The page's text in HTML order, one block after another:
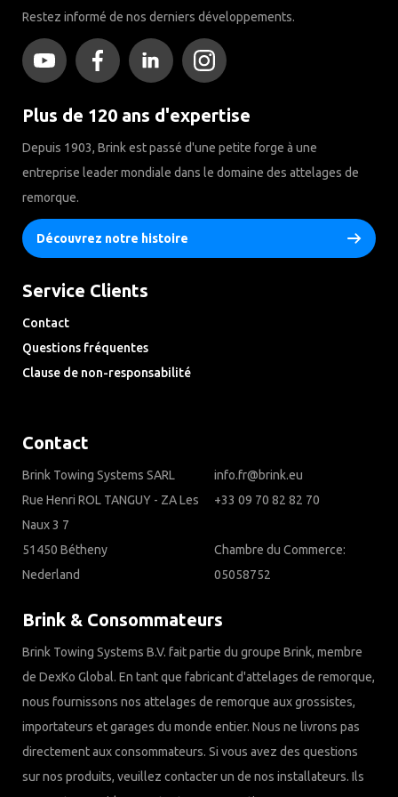
Restez informé de nos derniers développements.
Plus de 120 ans d'expertise
Depuis 1903, Brink est passé d'une petite forge à une
entreprise leader mondiale dans le domaine des attelages de
remorque.
Découvrez notre histoire
Service Clients
Contact
Questions fréquentes
Clause de non-responsabilité
Contact
Brink Towing Systems SARL
Rue Henri ROL TANGUY - ZA Les
Naux 3 7
51450 Bétheny
Nederland
info.fr@brink.eu
+33 09 70 82 82 70
Chambre du Commerce:
05058752
Brink & Consommateurs
Brink Towing Systems B.V. fait partie du groupe Brink, membre
de DexKo Global. En tant que fabricant d'attelages de remorque,
nous fournissons nos attelages de remorque aux grossistes,
importateurs et garages du monde entier. Nous ne livrons pas
directement aux consommateurs. Si vous avez des questions
sur nos produits, veuillez contacter un de nos installateurs. Ils